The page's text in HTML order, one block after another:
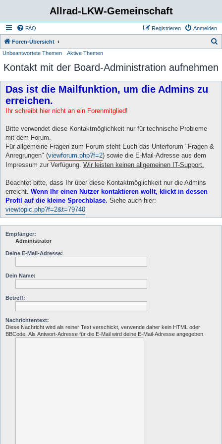
Allrad-LKW-Gemeinschaft
FAQ Anmelden
Registrieren
Foren-Übersicht
Unbeantwortete Themen Aktive Themen
Kontakt mit der Board-Administration aufnehmen
Das ist die Mailfunktion, um die Admins zu
erreichen.
Ihr schreibt hier nicht an ein Forenmitglied!
Bitte verwendet diese Kontaktmöglichkeit nur für technische Probleme
mit dem Forum.
Für allgemeine Fragen zum Forum steht Euch das Unterforum "Fragen &
Anregrungen" (viewforum.php?f=2) sowie die E-Mail-Adresse aus dem
Impressum zur Verfügung. Wir leisten keinen allgemeinen IT-Support.
Beachtet bitte, dass Ihr über diese Kontaktmöglichkeit nur die Admins
erreicht. Wenn Ihr einen Nutzer kontaktieren wollt, klickt in dessen
Profil auf die kleine Sprechblase. Siehe auch hier:
viewtopic.php?f=2&t=79740
Empfänger:
Administrator
Deine E-Mail-Adresse:
Dein Name:
Betreff:
Nachrichtentext:
Diese Nachricht wird als reiner Text verschickt, verwende daher kein HTML oder
BBCode. Als Antwort-Adresse für die E-Mail wird deine E-Mail-Adresse angegeben.